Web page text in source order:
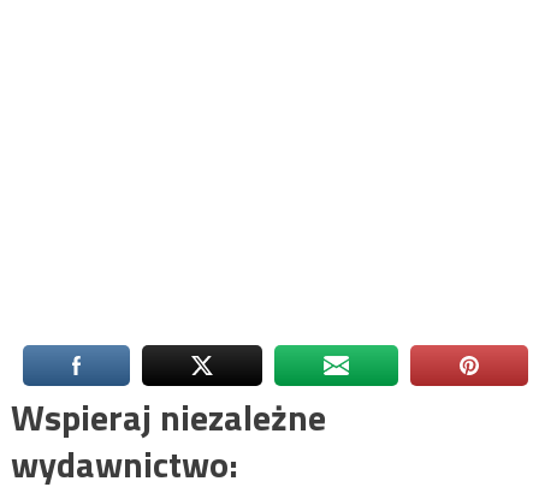
Wspieraj niezależne
wydawnictwo: